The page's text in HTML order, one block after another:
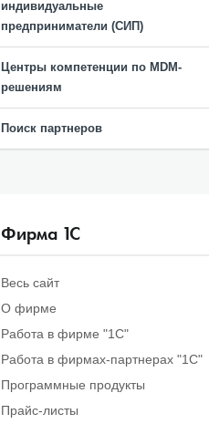
индивидуальные
предприниматели (СИП)
Центры компетенции по MDM-
решениям
Поиск партнеров
Фирма 1С
Весь сайт
О фирме
Работа в фирме "1С"
Работа в фирмах-партнерах "1С"
Программные продукты
Прайс-листы